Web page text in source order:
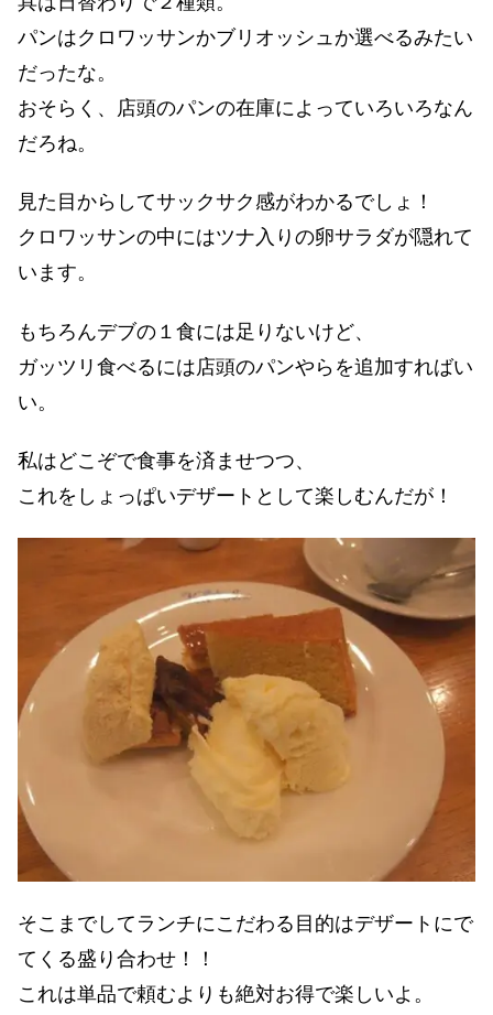
パンはクロワッサンかブリオッシュか選べるみたい
だったな。
おそらく、店頭のパンの在庫によっていろいろなん
だろね。
見た目からしてサックサク感がわかるでしょ！
クロワッサンの中にはツナ入りの卵サラダが隠れて
います。
もちろんデブの１食には足りないけど、
ガッツリ食べるには店頭のパンやらを追加すればい
い。
私はどこぞで食事を済ませつつ、
これをしょっぱいデザートとして楽しむんだが！
そこまでしてランチにこだわる目的はデザートにで
てくる盛り合わせ！！
これは単品で頼むよりも絶対お得で楽しいよ。